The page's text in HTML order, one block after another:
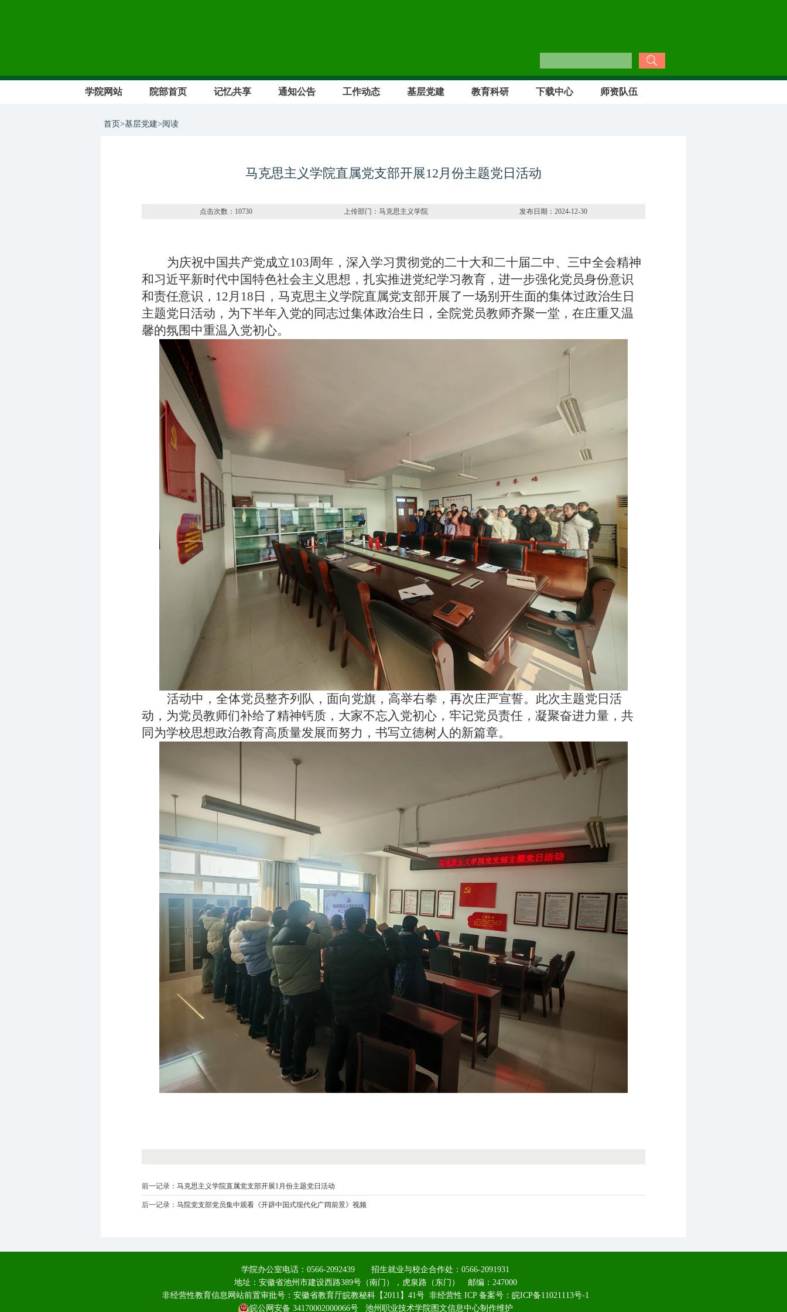
学院网站 院部首页 记忆共享 通知公告 工作动态 基层党建 教育科研 下载中心 师资队伍
首页>基层党建>阅读
马克思主义学院直属党支部开展12月份主题党日活动
点击次数：10730 上传部门：马克思主义学院 发布日期：2024-12-30
为庆祝中国共产党成立103周年，深入学习贯彻党的二十大和二十届二中、三中全会精神
和习近平新时代中国特色社会主义思想，扎实推进党纪学习教育，进一步强化党员身份意识
和责任意识，12月18日，马克思主义学院直属党支部开展了一场别开生面的集体过政治生日
主题党日活动，为下半年入党的同志过集体政治生日，全院党员教师齐聚一堂，在庄重又温
馨的氛围中重温入党初心。
活动中，全体党员整齐列队，面向党旗，高举右拳，再次庄严宣誓。此次主题党日活
动，为党员教师们补给了精神钙质，大家不忘入党初心，牢记党员责任，凝聚奋进力量，共
同为学校思想政治教育高质量发展而努力，书写立德树人的新篇章。
前一记录： 马克思主义学院直属党支部开展1月份主题党日活动
后一记录： 马院党支部党员集中观看《开辟中国式现代化广阔前景》视频
学院办公室电话：0566-2092439 招生就业与校企合作处：0566-2091931
地址：安徽省池州市建设西路389号（南门），虎泉路（东门） 邮编：247000
非经营性教育信息网站前置审批号：安徽省教育厅皖教秘科【2011】41号 非经营性 ICP 备案号： 皖ICP备11021113号-1
皖公网安备 34170002000066号 池州职业技术学院图文信息中心制作维护